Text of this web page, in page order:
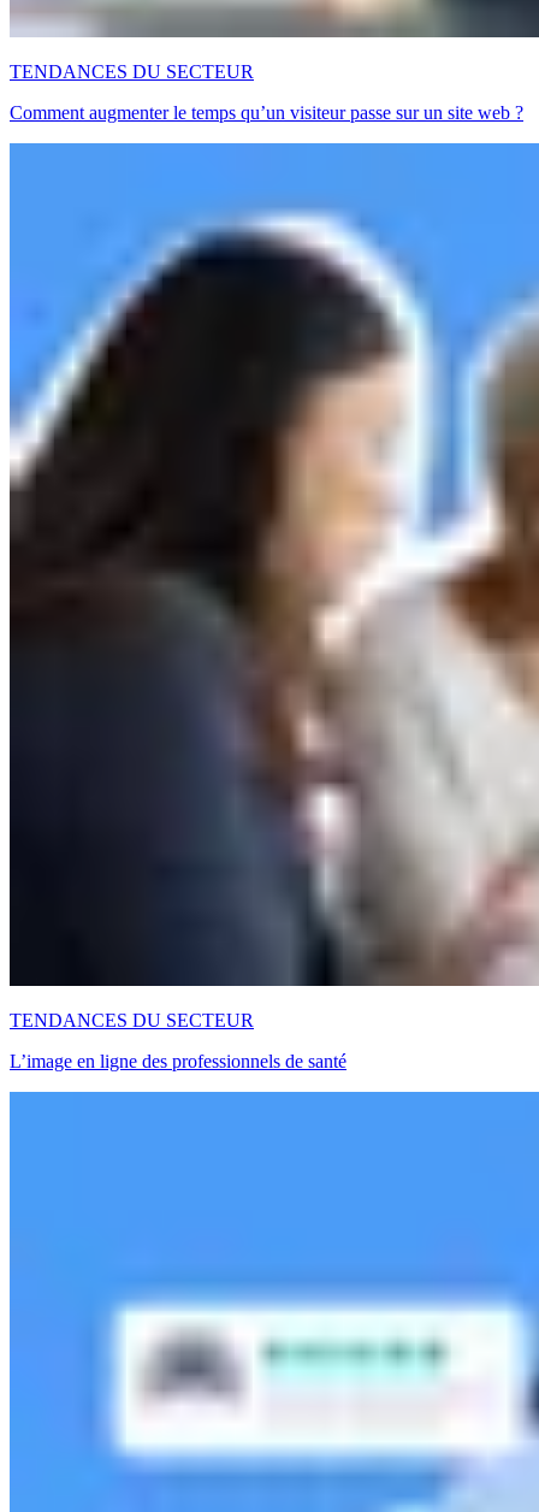
TENDANCES DU SECTEUR
Comment augmenter le temps qu’un visiteur passe sur un site web ?
TENDANCES DU SECTEUR
L’image en ligne des professionnels de santé